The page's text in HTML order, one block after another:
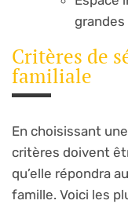
Critères de
familiale
En choisissant
critères doivent
qu’elle répondra
famille. Voici les